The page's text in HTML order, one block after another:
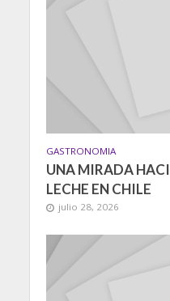
GASTRONOMIA
UNA MIRADA
LECHE EN CHILE
julio 28, 2026